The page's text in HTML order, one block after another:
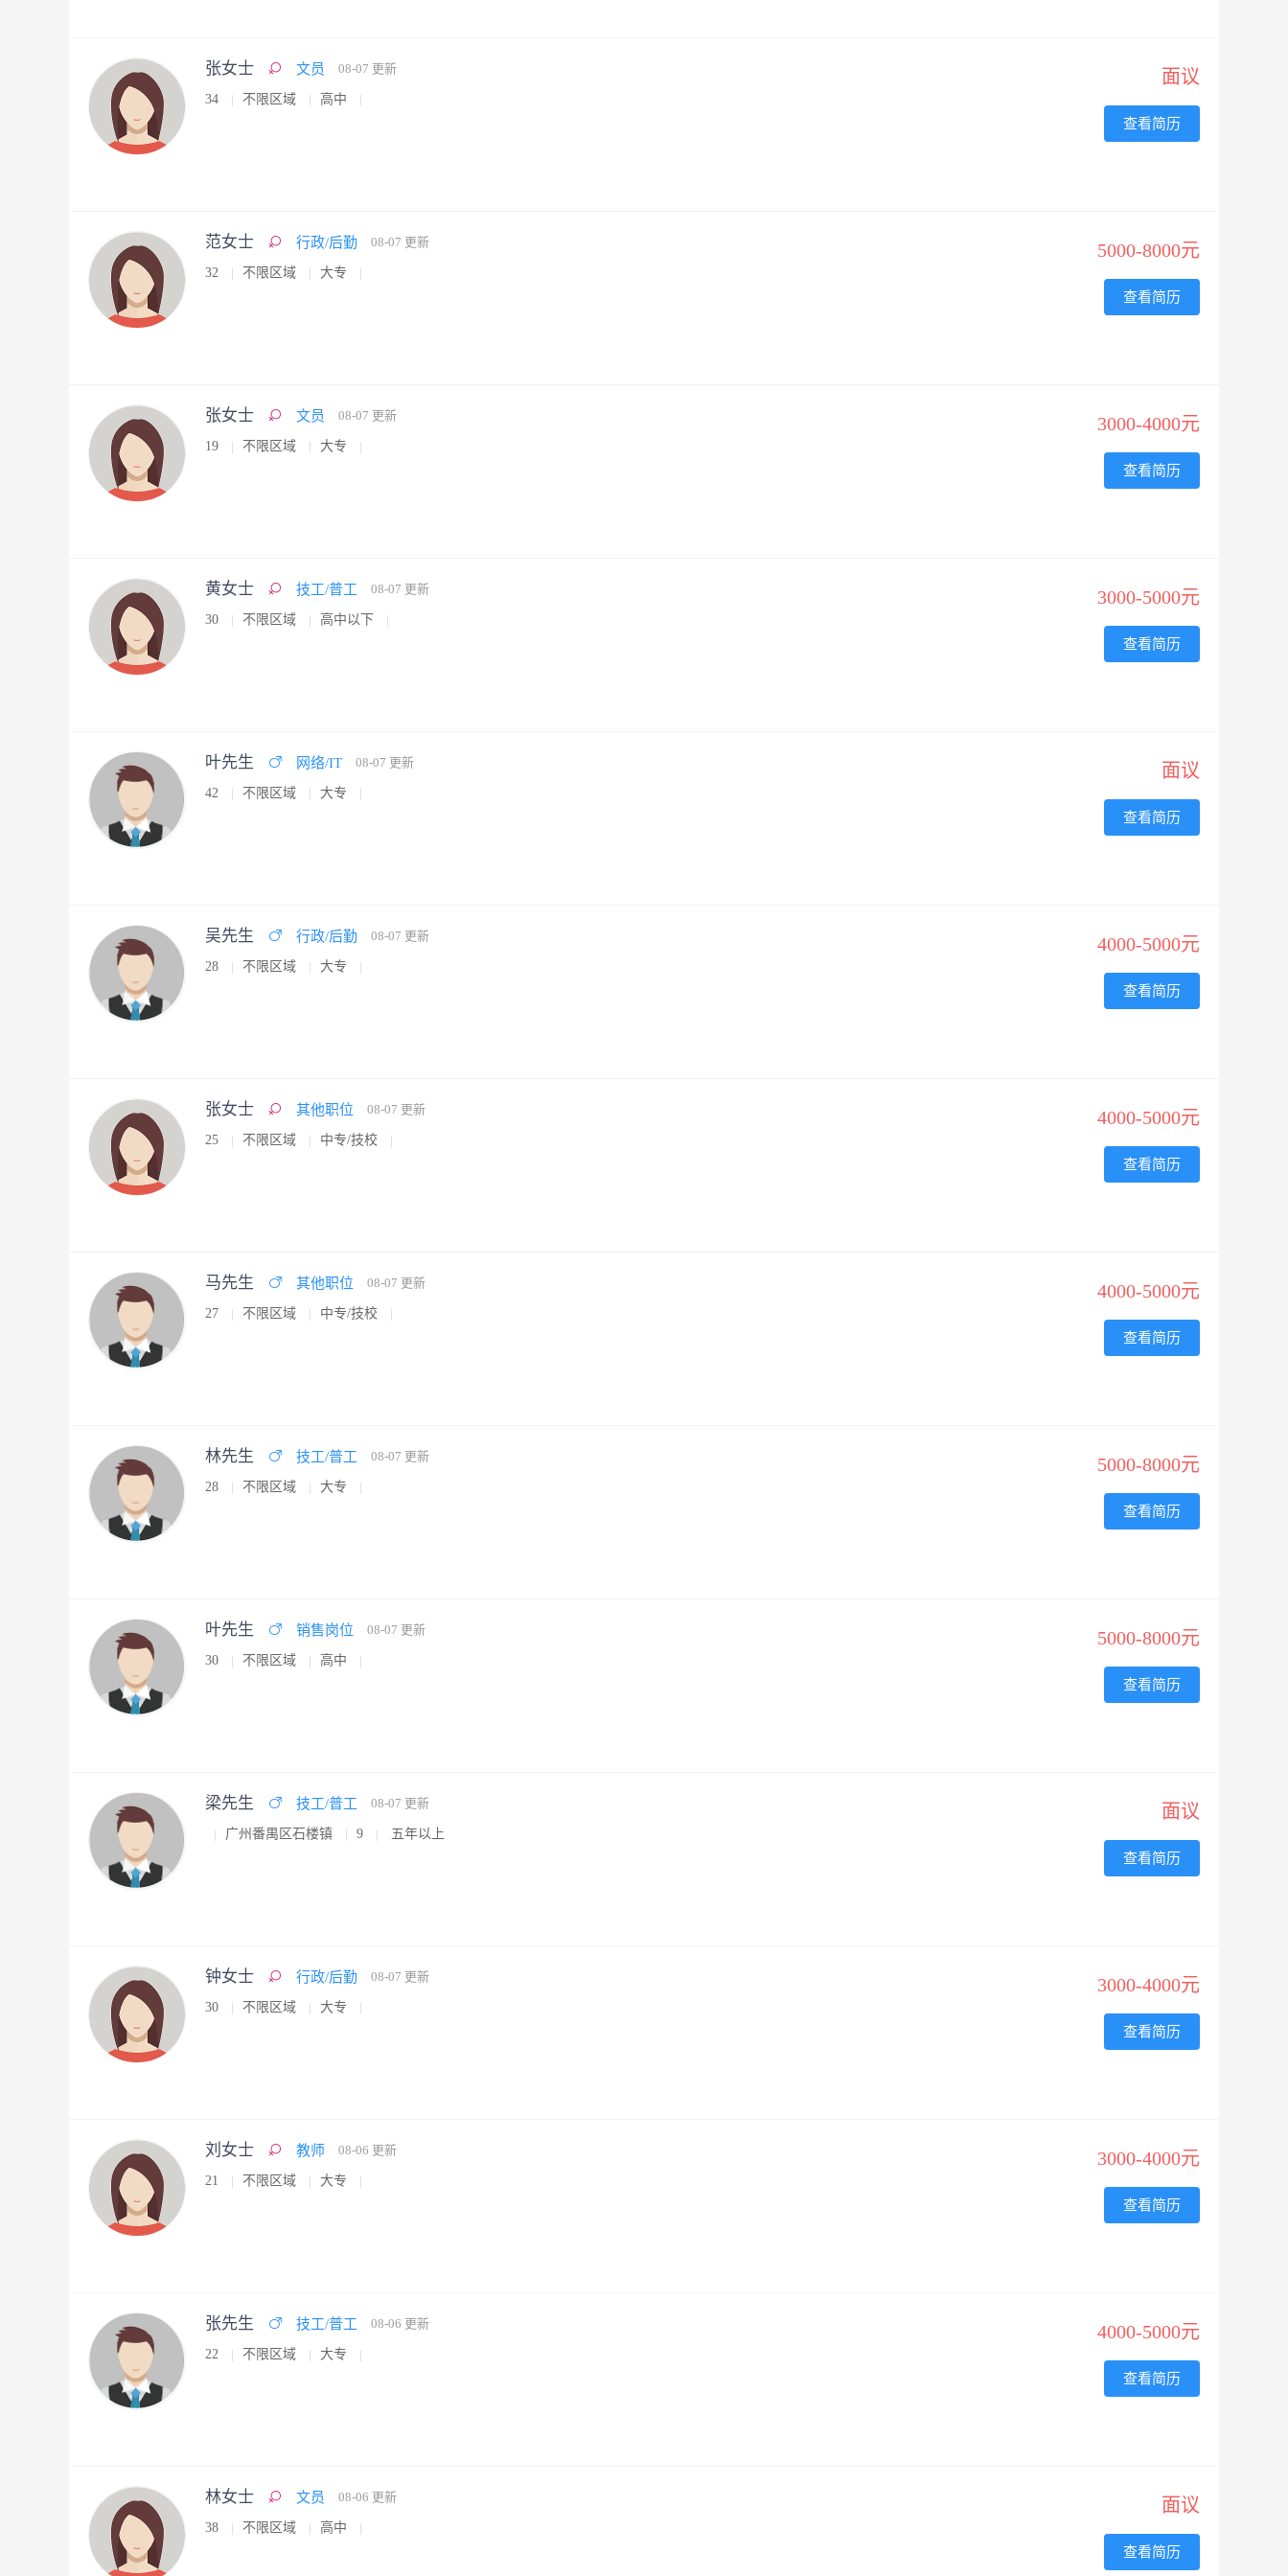
张女士 文员 08-07 更新
34 不限区域 高中
面议
查看简历
范女士 行政/后勤 08-07 更新
32 不限区域 大专
5000-8000元
查看简历
张女士 文员 08-07 更新
19 不限区域 大专
3000-4000元
查看简历
黄女士 技工/普工 08-07 更新
30 不限区域 高中以下
3000-5000元
查看简历
叶先生 网络/IT 08-07 更新
42 不限区域 大专
面议
查看简历
吴先生 行政/后勤 08-07 更新
28 不限区域 大专
4000-5000元
查看简历
张女士 其他职位 08-07 更新
25 不限区域 中专/技校
4000-5000元
查看简历
马先生 其他职位 08-07 更新
27 不限区域 中专/技校
4000-5000元
查看简历
林先生 技工/普工 08-07 更新
28 不限区域 大专
5000-8000元
查看简历
叶先生 销售岗位 08-07 更新
30 不限区域 高中
5000-8000元
查看简历
梁先生 技工/普工 08-07 更新
广州番禺区石楼镇 9 五年以上
面议
查看简历
钟女士 行政/后勤 08-07 更新
30 不限区域 大专
3000-4000元
查看简历
刘女士 教师 08-06 更新
21 不限区域 大专
3000-4000元
查看简历
张先生 技工/普工 08-06 更新
22 不限区域 大专
4000-5000元
查看简历
林女士 文员 08-06 更新
38 不限区域 高中
面议
查看简历